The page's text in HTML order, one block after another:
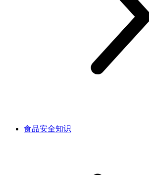
食品安全知识